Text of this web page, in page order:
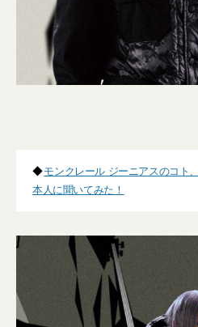
◆モンクレール ジーニアスのコト
本人に聞いてみた！